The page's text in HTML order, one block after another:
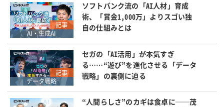
記事
AI・生成AI
ソフトバンク流の「AI人材」育成
術、「賞金1,000万」よりスゴい独
自の仕組みとは
記事
データ戦略
セガの「AI活用」が本気すぎ
る……“遊び”を進化させる「データ
戦略」の裏側に迫る
“人間らしさ”のカギは食卓に──茂